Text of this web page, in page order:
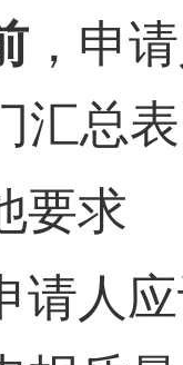
，申
汇总
要求
请人